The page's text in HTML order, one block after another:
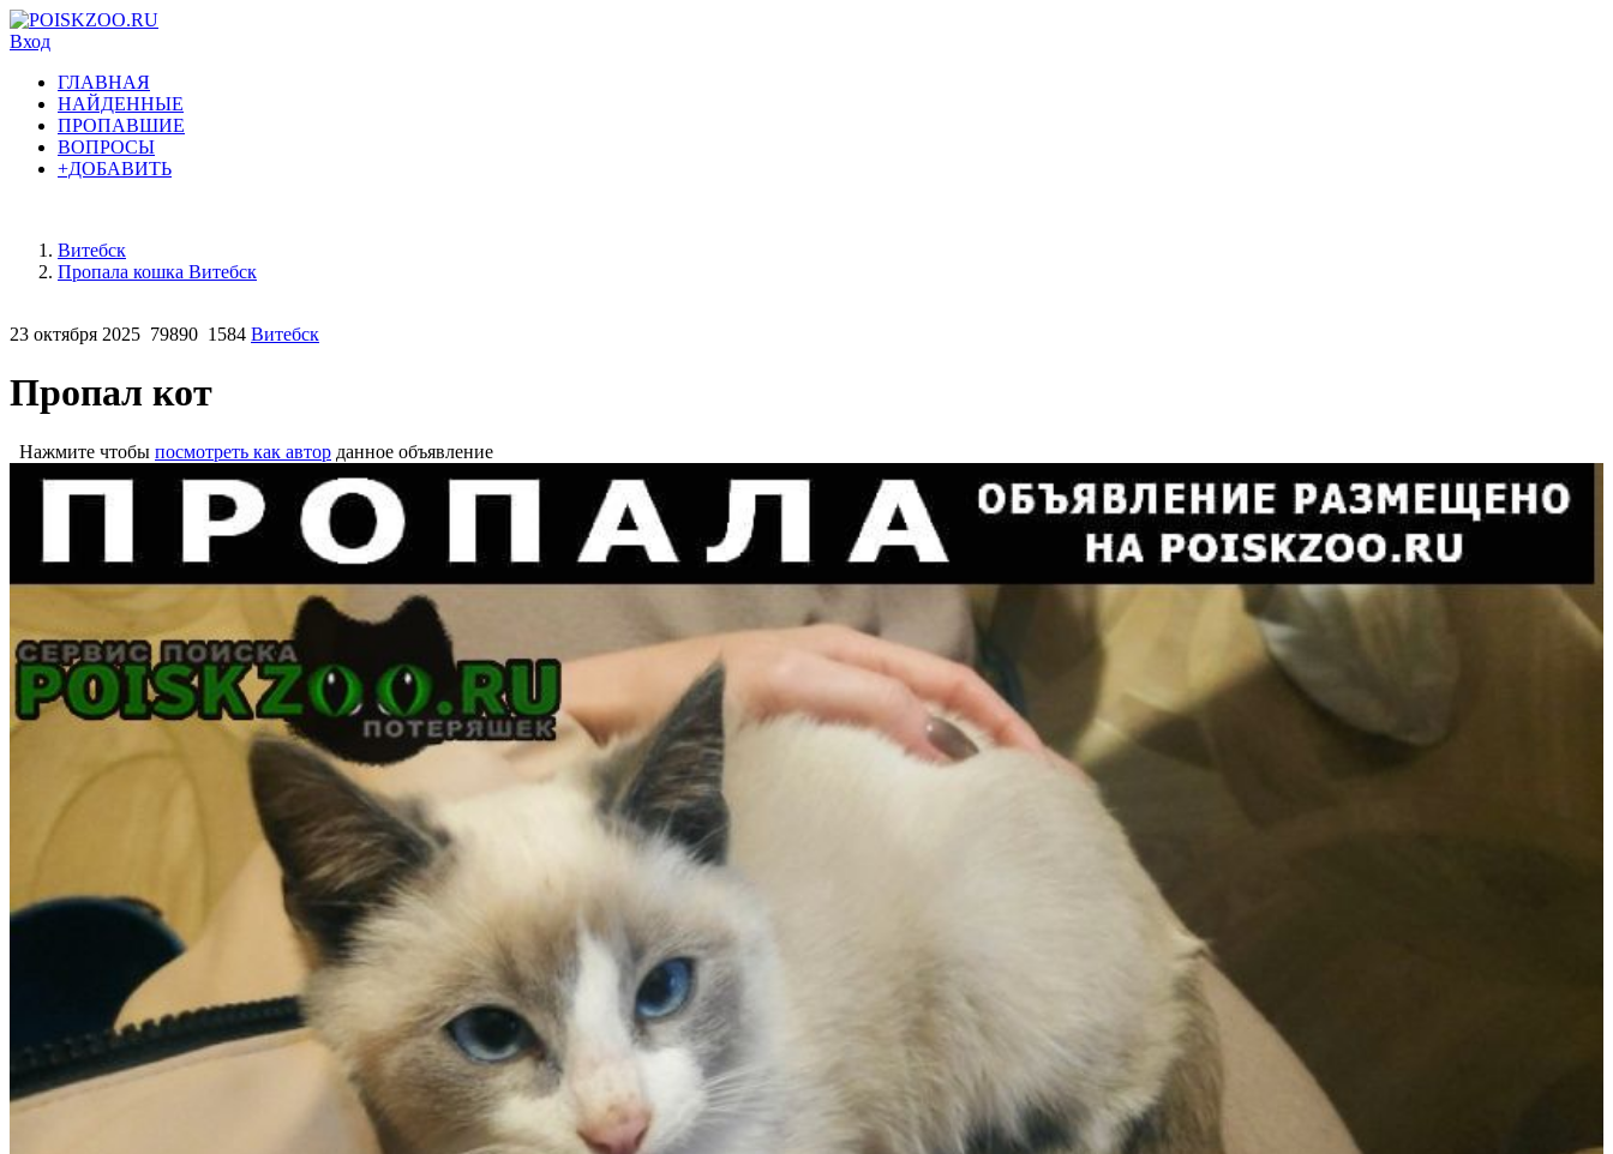
Вход
ГЛАВНАЯ
НАЙДЕННЫЕ
ПРОПАВШИЕ
ВОПРОСЫ
+ДОБАВИТЬ
Витебск
Пропала кошка Витебск
23 октября 2025 79890 1584 Витебск
Пропал кот
Нажмите чтобы посмотреть как автор данное объявление